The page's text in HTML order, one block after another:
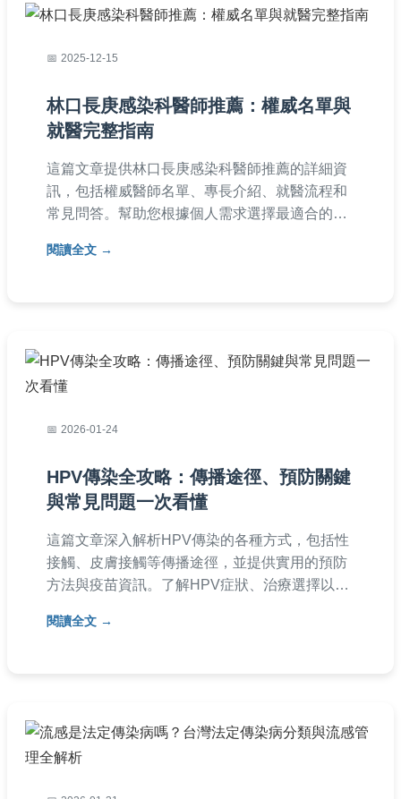
2025-12-15
林口長庚感染科醫師推薦：權威名單與
就醫完整指南
這篇文章提供林口長庚感染科醫師推薦的詳細資
訊，包括權威醫師名單、專長介紹、就醫流程和
常見問答。幫助您根據個人需求選擇最適合的感
容，解決就醫前的所有疑問。
閱讀全文
2026-01-24
HPV傳染全攻略：傳播途徑、預防關鍵
與常見問題一次看懂
這篇文章深入解析HPV傳染的各種方式，包括性
接觸、皮膚接觸等傳播途徑，並提供實用的預防
方法與疫苗資訊。了解HPV症狀、治療選擇以及
蓋男女差異、日常注意事項，以及專業醫師建
閱讀全文